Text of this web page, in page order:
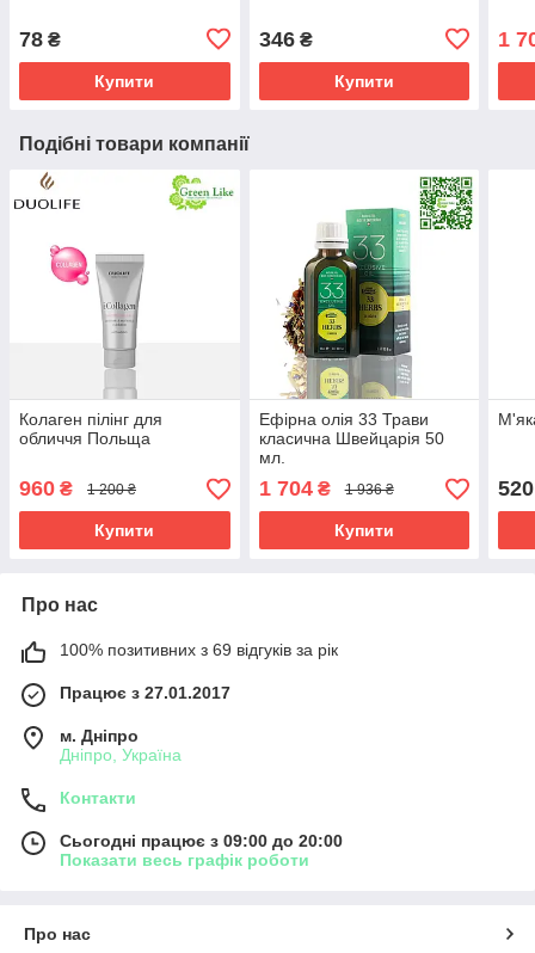
78 ₴
Купити
346₴
Купити
1
Подібні товари компанії
Колаген пілінг для
обличчя Польща
960 ₴ 1 200 ₴
Купити
Ефірна олія 33 Трави
класична Швейцарія 50
мл.
1 704₴ 1 936 ₴
Купити
520
Про нас
100% позитивних з 69 відгуків за рік
Працює з 27.01.2017
м. Дніпро
Дніпро, Україна
Контакти
Сьогодні працює з 09:00 до 20:00
Показати весь графік роботи
Про нас